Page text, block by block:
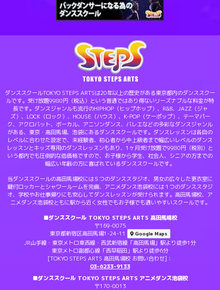
ダンススクールTOKYO STEPS ARTSは20年以上の歴史がある東京都内のダンススクー
ルです。受け放題9980円（税込）という普通ではあり得ないリーズナブルな料金が特
長です。ダンスジャンルも流行のHIPHOP（ヒップホップ）、R&B、JAZZ（ジャ
ズ）、LOCK（ロック）、HOUSE（ハウス）、K-POP（ケーポップ）、テーマパー
ク、アクロバット、ボーカル、アニソンダンス、バレエなどの多彩なダンスジャンル
がある、東京・高田馬場、池袋にあるダンススクールです。ダンスレッスンは各自の
レベルに合わせた設定で、未経験者、初心者から中上級者まで幅広いレベルのダンス
レッスンとキッズ専用のダンスレッスンもあり、1ヶ月受け放題で9980円（税別）と
いう都内でも圧倒的な低価格ですので、お子様から学生、社会人、シニアの方までの
幅広い年齢の方に喜ばれているダンススクールです。
当ダンススクールの高田馬場校には５つのダンススタジオ、男女の広々した更衣室に
鍵付ロッカーとシャワールームを完備、アニメダンス池袋校には１つのダンススタジ
オ、学校やお仕事帰りにも安心してダンスレッスンが受けられます。高田馬場校、ア
ニメダンス池袋校ともに駅から近く女性でもお子様でも通いやすいスクールです。
■ダンススクール TOKYO STEPS ARTS 高田馬場校
〒169-0075
東京都新宿区高田馬場1-24-11
Google Maps
JR山手線・東京メトロ東西線・西武新宿線「高田馬場」駅より徒歩1分
東京メトロ副都心線「西早稲田」駅より徒歩6分
[TOKYO STEPS ARTS 高田馬場校 お問い合わせ]：
03-6233-9133
■ダンススクール TOKYO STEPS ARTS アニメダンス池袋校
〒170-0013